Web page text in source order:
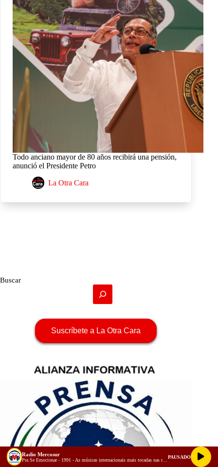
Todo anciano mayor de 80 años recibirá una pensión,
anunció el Presidente Petro
La Otra Cara
Buscar
Suscríbete a La Otra Cara
Radio Mercosur
Pra Se Emocionar - 1991 - As músicas internacionais mais tocadas nas rádios do Brasil
PAUSADO